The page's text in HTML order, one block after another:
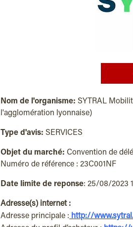
Nom de l'organisme: SYTRAL
l'agglomération lyonnaise)
Type d'avis: SERVICES
Objet du marché: Convention de
Numéro de référence : 23C001NF
Date limite de reponse: 25/08/2023
Adresse(s) internet :
Adresse principale : http://